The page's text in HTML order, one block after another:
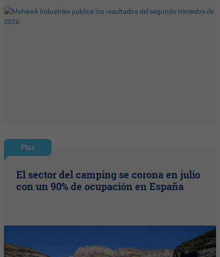
Plus
El sector del camping se corona en julio
con un 90% de ocupación en España